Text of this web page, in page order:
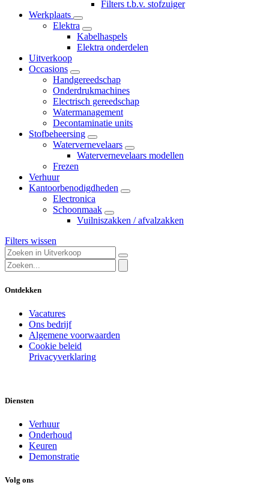
Filters t.b.v. stofzuiger
Werkplaats
Elektra
Kabelhaspels
Elektra onderdelen
Uitverkoop
Occasions
Handgereedschap
Onderdrukmachines
Electrisch gereedschap
Watermanagement
Decontaminatie units
Stofbeheersing
Watervernevelaars
Watervernevelaars modellen
Frezen
Verhuur
Kantoorbenodigdheden
Electronica
Schoonmaak
Vuilniszakken / afvalzakken
Filters wissen
Ontdekken
Vacatures
Ons bedrijf
Algemene voorwaarden
Cookie beleid
Privacyverklaring
Diensten
Verhuur
Onderhoud
Keuren
Demonstratie
Volg ons